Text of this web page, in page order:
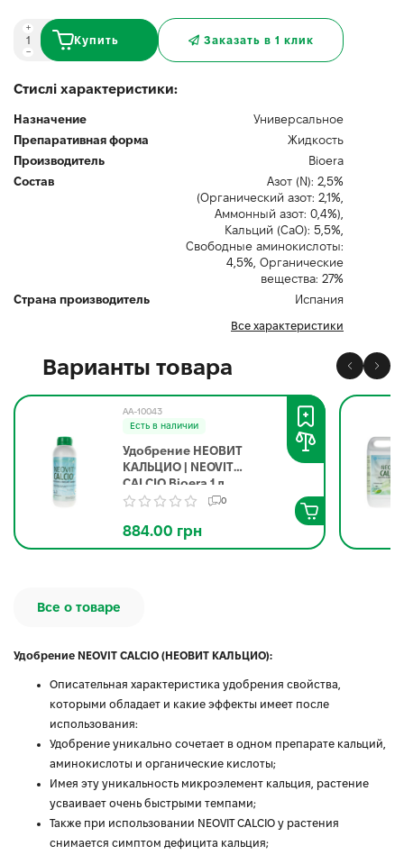
Купить Заказать в 1 клик
Стислі характеристики:
Назначение
Универсальное
Препаративная форма
Жидкость
Производитель
Bioerа
Состав
Азот (N): 2,5%
(Органический азот: 2,1%,
Аммонный азот: 0,4%),
Кальций (CaO): 5,5%,
Свободные аминокислоты:
4,5%, Органические
вещества: 27%
Страна производитель
Испания
Все характеристики
Варианты товара
AA-10043
Есть в наличии
Удобрение НЕОВИТ
КАЛЬЦИО | NEOVIT
CALCIO Bioerа 1 л
0
884.00 грн
Все о товаре
Удобрение NEOVIT CALCIO (НЕОВИТ КАЛЬЦИО):
Описательная характеристика удобрения свойства,
которыми обладает и какие эффекты имеет после
использования:
Удобрение уникально сочетает в одном препарате кальций,
аминокислоты и органические кислоты;
Имея эту уникальность микроэлемент кальция, растение
усваивает очень быстрыми темпами;
Также при использовании NEOVIT CALCIO у растения
снимается симптом дефицита кальция;